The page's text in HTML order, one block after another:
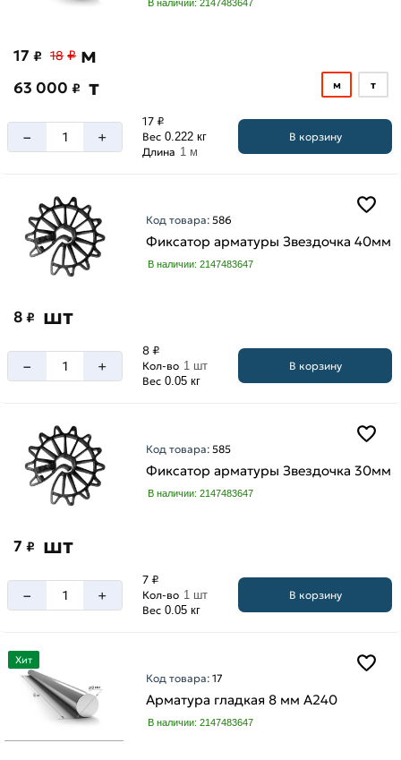
В наличии: 2147483647
17 ₽ 18 ₽ м
63 000 ₽ т м т
– +
17 ₽
Вес 0.222 кг
Длина 1 м
В корзину
Код товара:586
Фиксатор арматуры Звездочка 40мм
В наличии: 2147483647
8 ₽ шт
– +
8 ₽
Кол-во 1 шт
Вес 0.05 кг
В корзину
Код товара:585
Фиксатор арматуры Звездочка 30мм
В наличии: 2147483647
7 ₽ шт
– +
7 ₽
Кол-во 1 шт
Вес 0.05 кг
В корзину
Хит
Код товара:17
Арматура гладкая 8 мм A240
В наличии: 2147483647